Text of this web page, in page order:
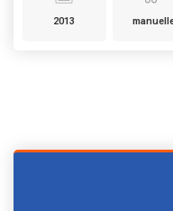
2013